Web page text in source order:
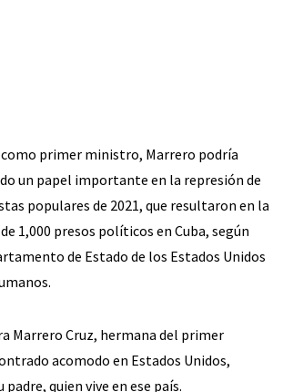
como primer ministro, Marrero podría
un papel importante en la represión de
populares de 2021, que resultaron en la
1,000 presos políticos en Cuba, según
de Estado de los Estados Unidos
Marrero Cruz, hermana del primer
acomodo en Estados Unidos,
padre, quien vive en ese país.